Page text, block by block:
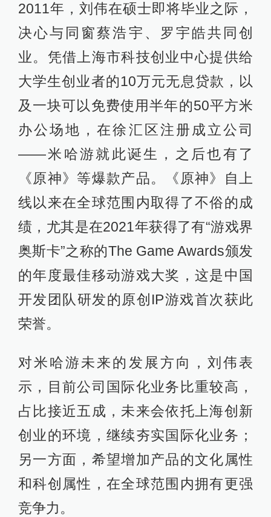
2011年，刘伟在硕士即将毕业之际，
决心与同窗蔡浩宇、罗宇皓共同创
业。凭借上海市科技创业中心提供给
大学生创业者的10万元无息贷款，以
及一块可以免费使用半年的50平方米
办公场地，在徐汇区注册成立公司
——米哈游就此诞生，之后也有了
《原神》等爆款产品。《原神》自上
线以来在全球范围内取得了不俗的成
绩，尤其是在2021年获得了有“游戏界
奥斯卡”之称的The Game Awards颁发
的年度最佳移动游戏大奖，这是中国
开发团队研发的原创IP游戏首次获此
荣誉。
对米哈游未来的发展方向，刘伟表
示，目前公司国际化业务比重较高，
占比接近五成，未来会依托上海创新
创业的环境，继续夯实国际化业务；
另一方面，希望增加产品的文化属性
和科创属性，在全球范围内拥有更强
竞争力。